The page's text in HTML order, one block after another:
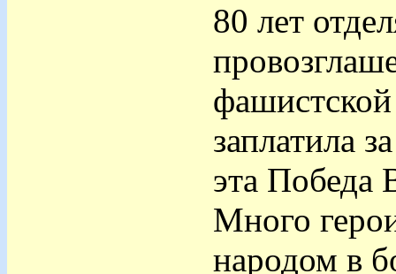
80 лет
заплатила
эта Победа
Много
народом в